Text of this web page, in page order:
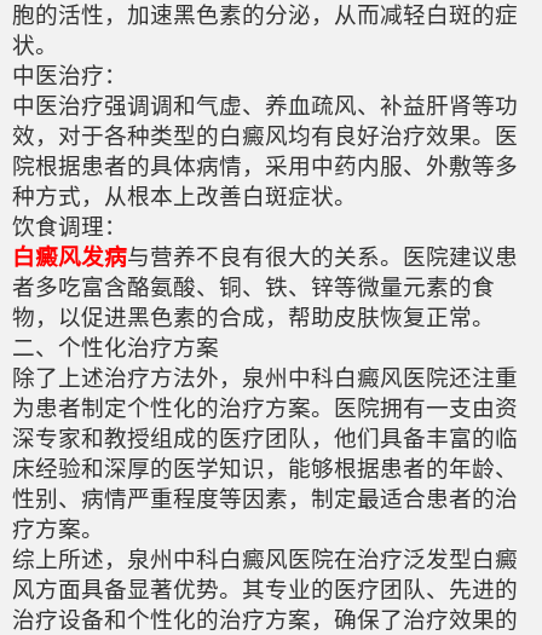
胞的活性，加速黑色素的分泌，从而减轻白斑的症
状。
中医治疗：
中医治疗强调调和气虚、养血疏风、补益肝肾等功
效，对于各种类型的白癜风均有良好治疗效果。医
院根据患者的具体病情，采用中药内服、外敷等多
种方式，从根本上改善白斑症状。
饮食调理：
白癜风发病与营养不良有很大的关系。医院建议患
者多吃富含酪氨酸、铜、铁、锌等微量元素的食
物，以促进黑色素的合成，帮助皮肤恢复正常。
二、个性化治疗方案
除了上述治疗方法外，泉州中科白癜风医院还注重
为患者制定个性化的治疗方案。医院拥有一支由资
深专家和教授组成的医疗团队，他们具备丰富的临
床经验和深厚的医学知识，能够根据患者的年龄、
性别、病情严重程度等因素，制定最适合患者的治
疗方案。
综上所述，泉州中科白癜风医院在治疗泛发型白癜
风方面具备显著优势。其专业的医疗团队、先进的
治疗设备和个性化的治疗方案，确保了治疗效果的